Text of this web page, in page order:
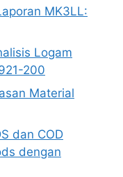
MK3LL:
Logam
200
Material
dan COD
dengan